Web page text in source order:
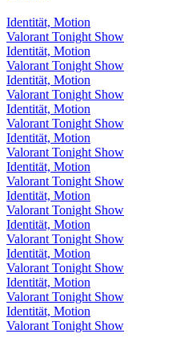
Identität, Motion
Valorant Tonight Show
Identität, Motion
Valorant Tonight Show
Identität, Motion
Valorant Tonight Show
Identität, Motion
Valorant Tonight Show
Identität, Motion
Valorant Tonight Show
Identität, Motion
Valorant Tonight Show
Identität, Motion
Valorant Tonight Show
Identität, Motion
Valorant Tonight Show
Identität, Motion
Valorant Tonight Show
Identität, Motion
Valorant Tonight Show
Identität, Motion
Valorant Tonight Show